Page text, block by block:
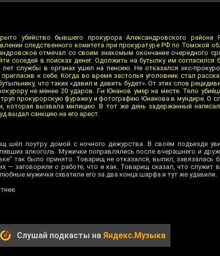
убийство бывшего прокурора Александровского района
следственного комитета при прокуратуре РФ по Томской
отмечал со своим знакомым окончание очередного
соседей в поисках денег. Одолжить на бутылку им согласился
службы в органах ушел на пенсию. Не отказался экс-
к себе. Когда во время застолья уголовник стал
что таких «давил и давить будет». От этих слов
не менее 20 ударов. Г-н Юнанов умер на месте. Тело
прокурорскую фуражку и фотографию Юнанова в мундире. О
которая вызвала милицию. В тот же день задержанный
выдал санкцию на его арест.
шёл поутру домой с ночного дежурства. В своём подъезде
алкоголь. Мужички поправлялись после вчерашнего и
так было принято. Товарищ не отказался, выпил, завязалась
— заговорили о работе, что и как. Товарищ сказал, что служит
мужички схватили его за два конца шарфа и тут же удавили.
Слушай подкасты на Яндекс.Музыка